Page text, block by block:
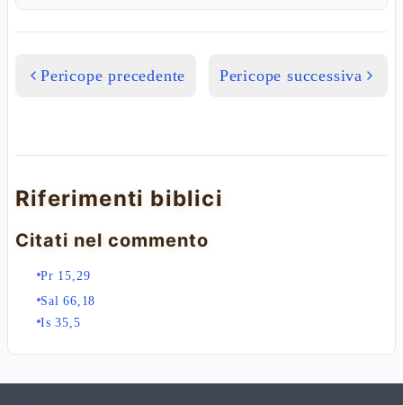
Pericope precedente Pericope successiva
Riferimenti biblici
Citati nel commento
Pr 15,29
Sal 66,18
Is 35,5